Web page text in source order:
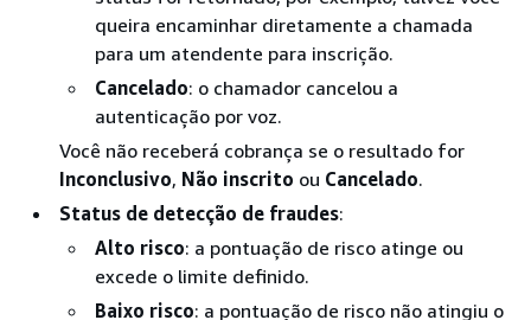
queira encaminhar diretamente a chamada
para um atendente para inscrição.
Cancelado: o chamador cancelou a
autenticação por voz.
Você não receberá cobrança se o resultado for
Inconclusivo, Não inscrito ou Cancelado.
Status de detecção de fraudes:
Alto risco: a pontuação de risco atinge ou
excede o limite definido.
Baixo risco: a pontuação de risco não atingiu o